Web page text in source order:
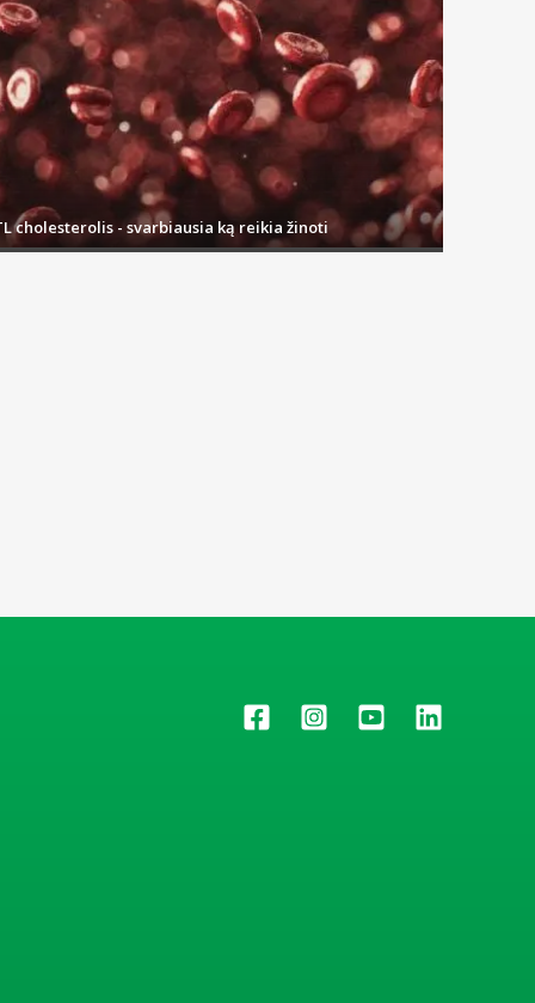
cholesterolis - svarbiausia ką reikia žinoti